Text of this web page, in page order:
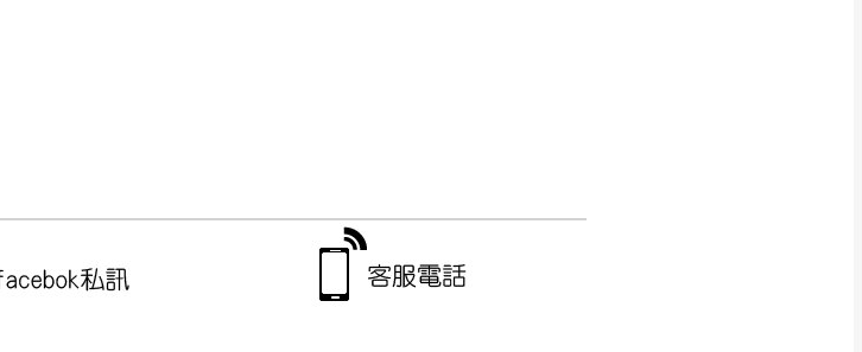
山區內等，或收貨地點搬運過於困難等因素，導致無法順利配送，
需以吊車或其他的吊掛方式吊運，費用將由買方自行支付。
商品，無法指定特定時間送達，司機當天到貨前皆會再與您通知，
至百貨公司卸貨區為限，恕無法送至指定樓面。《 如遇百貨周年慶
隊回收,免付費清運專線：0800-085-717。